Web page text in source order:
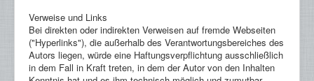
Verweise und Links
Bei direkten oder indirekten Verweisen auf fremde Webseiten
("Hyperlinks"), die außerhalb des Verantwortungsbereiches des
Autors liegen, würde eine Haftungsverpflichtung ausschließlich
in dem Fall in Kraft treten, in dem der Autor von den Inhalten